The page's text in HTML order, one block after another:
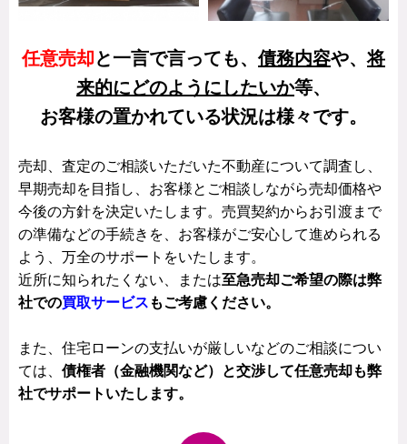
任意売却と一言で言っても、 債務内容や、将
来的にどのようにしたいか等、
お客様の置かれている状況は様々です。
売却、査定のご相談いただいた不動産について調査し、
早期売却を目指し、お客様とご相談しながら売却価格や
今後の方針を決定いたします。売買契約からお引渡まで
の準備などの手続きを、お客様がご安心して進められる
よう、万全のサポートをいたします。
近所に知られたくない、または至急売却ご希望の際は弊
社での買取サービス もご考慮ください。
また、住宅ローンの支払いが厳しいなどのご相談につい
ては、 債権者（金融機関など）と交渉して任意売却も弊
社でサポートいたします。